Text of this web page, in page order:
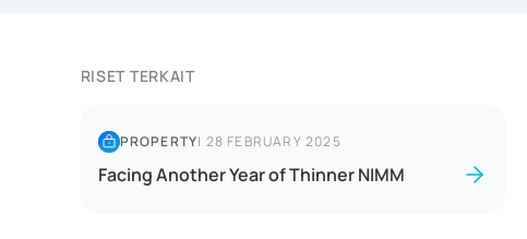
RISET TERKAIT
PROPERTY| 28 FEBRUARY 2025
Facing Another Year of Thinner NIMM